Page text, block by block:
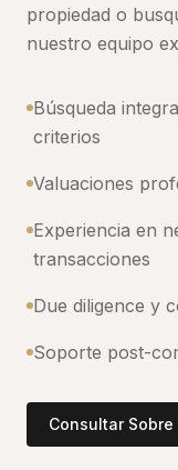
propiedad o
nuestro equipo
Búsqueda
criterios
Valuaciones
Experiencia en
transacciones
Due diligence y
Soporte post-
Consultar Sobre